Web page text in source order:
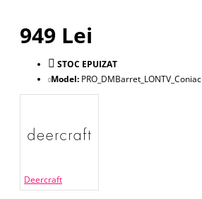
949 Lei
STOC EPUIZAT
Model: PRO_DMBarret_LONTV_Coniac
Deercraft